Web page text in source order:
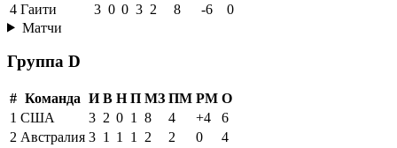
4 Гаити 3 0 0 3 2 8 -6
0
Матчи
Группа D
# Команда И В Н П МЗ ПМ РМ О
1 США 3 2 0 1 8 4 +4
6
2 Австралия 3 1 1 1 2 2 0
4